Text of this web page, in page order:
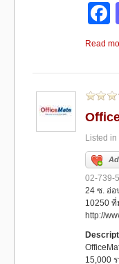
Read
Listed in
02-739-
24 ซ. อ่อ
10250 ที่
http://
15,000